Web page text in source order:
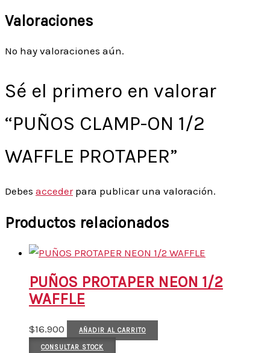
Valoraciones
No hay valoraciones aún.
Sé el primero en valorar
“PUÑOS CLAMP-ON 1/2
WAFFLE PROTAPER”
Debes accederpara publicar una valoración.
Productos relacionados
PUÑOS PROTAPER NEON 1/2
WAFFLE
$16.900 AÑADIR AL CARRITO
CONSULTAR STOCK